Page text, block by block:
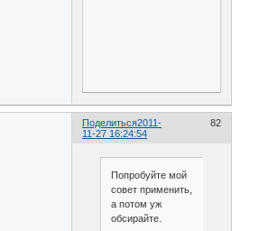
Поделиться 82
2011-
11-27 16:24:54
Попробуйте мой
совет применить,
а потом уж
обсирайте.